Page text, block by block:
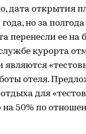
дата открытия
но за
перенесли ее на
курорта
являются
отеля.
для
50% по